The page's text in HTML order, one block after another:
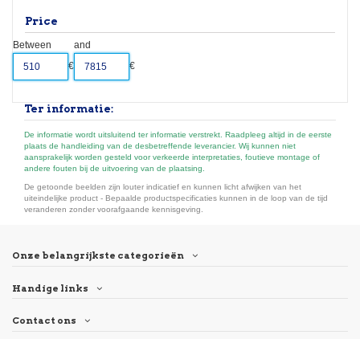
Price
Between
€
and
€
Ter informatie:
De informatie wordt uitsluitend ter informatie verstrekt. Raadpleeg altijd in de eerste
plaats de handleiding van de desbetreffende leverancier. Wij kunnen niet
aansprakelijk worden gesteld voor verkeerde interpretaties, foutieve montage of
andere fouten bij de uitvoering van de plaatsing.
De getoonde beelden zijn louter indicatief en kunnen licht afwijken van het
uiteindelijke product - Bepaalde productspecificaties kunnen in de loop van de tijd
veranderen zonder voorafgaande kennisgeving.
Onze belangrijkste categorieën
Handige links
Contact ons